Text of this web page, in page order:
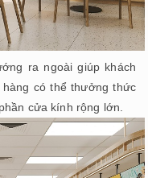
ra ngoài giúp khách
có thể thưởng thức
cửa kính rộng lớn.